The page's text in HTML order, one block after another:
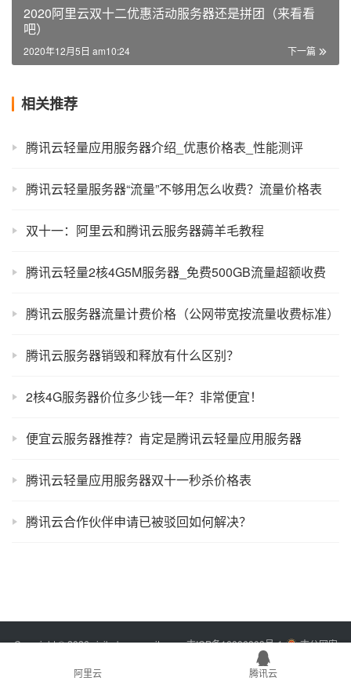
2020阿里云双十二优惠活动服务器还是拼团（来看看
吧）
下一篇
2020年12月5日 am10:24
相关推荐
腾讯云轻量应用服务器介绍_优惠价格表_性能测评
腾讯云轻量服务器“流量”不够用怎么收费？流量价格表
双十一：阿里云和腾讯云服务器薅羊毛教程
腾讯云轻量2核4G5M服务器_免费500GB流量超额收费
腾讯云服务器流量计费价格（公网带宽按流量收费标准）
腾讯云服务器销毁和释放有什么区别？
2核4G服务器价位多少钱一年？非常便宜！
便宜云服务器推荐？肯定是腾讯云轻量应用服务器
腾讯云轻量应用服务器双十一秒杀价格表
腾讯云合作伙伴申请已被驳回如何解决？
Copyright © 2026 xixibobo.comsitemap吉ICP备16006803号-1
吉公网安
阿里云
腾讯云